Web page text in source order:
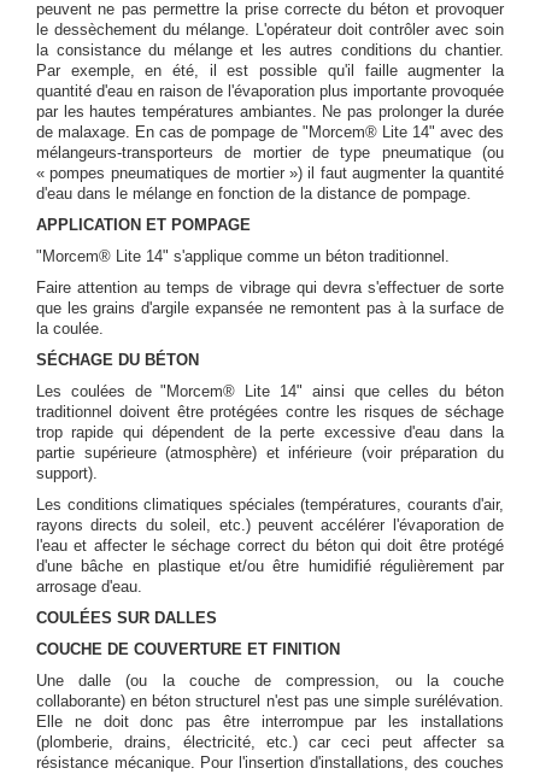
peuvent ne pas permettre la prise correcte du béton et provoquer
le dessèchement du mélange. L'opérateur doit contrôler avec soin
la consistance du mélange et les autres conditions du chantier.
Par exemple, en été, il est possible qu'il faille augmenter la
quantité d'eau en raison de l'évaporation plus importante provoquée
par les hautes températures ambiantes. Ne pas prolonger la durée
de malaxage. En cas de pompage de "Morcem® Lite 14" avec des
mélangeurs-transporteurs de mortier de type pneumatique (ou
« pompes pneumatiques de mortier ») il faut augmenter la quantité
d'eau dans le mélange en fonction de la distance de pompage.
APPLICATION ET POMPAGE
"Morcem® Lite 14" s'applique comme un béton traditionnel.
Faire attention au temps de vibrage qui devra s'effectuer de sorte
que les grains d'argile expansée ne remontent pas à la surface de
la coulée.
SÉCHAGE DU BÉTON
Les coulées de "Morcem® Lite 14" ainsi que celles du béton
traditionnel doivent être protégées contre les risques de séchage
trop rapide qui dépendent de la perte excessive d'eau dans la
partie supérieure (atmosphère) et inférieure (voir préparation du
support).
Les conditions climatiques spéciales (températures, courants d'air,
rayons directs du soleil, etc.) peuvent accélérer l'évaporation de
l'eau et affecter le séchage correct du béton qui doit être protégé
d'une bâche en plastique et/ou être humidifié régulièrement par
arrosage d'eau.
COULÉES SUR DALLES
COUCHE DE COUVERTURE ET FINITION
Une dalle (ou la couche de compression, ou la couche
collaborante) en béton structurel n'est pas une simple surélévation.
Elle ne doit donc pas être interrompue par les installations
(plomberie, drains, électricité, etc.) car ceci peut affecter sa
résistance mécanique. Pour l'insertion d'installations, des couches